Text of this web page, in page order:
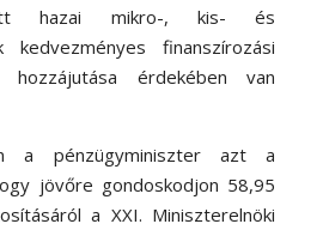
hazai mikro-, kis- és
kedvezményes finanszírozási
hozzájutása érdekében van
a pénzügyminiszter azt a
jövőre gondoskodjon 58,95
a XXI. Miniszterelnöki